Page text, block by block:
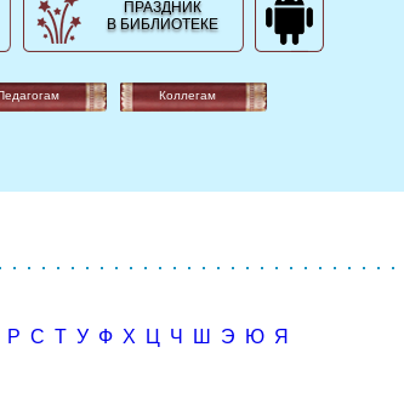
ПРАЗДНИК
В БИБЛИОТЕКЕ
Коллегам
Р С Т У Ф Х Ц Ч Ш Э Ю Я